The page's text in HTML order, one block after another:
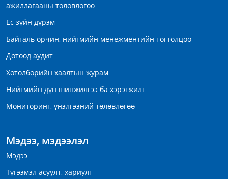
ажиллагааны төлөвлөгөө
Ёс зүйн дүрэм
Байгаль орчин, нийгмийн менежментийн тогтолцоо
Дотоод аудит
Хөтөлбөрийн хаалтын журам
Нийгмийн дүн шинжилгээ ба хэрэгжилт
Мониторинг, үнэлгээний төлөвлөгөө
Мэдээ, мэдээлэл
Мэдээ
Түгээмэл асуулт, хариулт